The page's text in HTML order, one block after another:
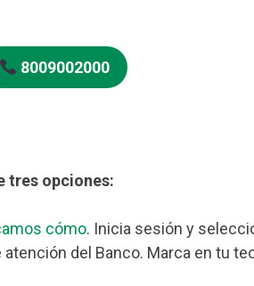
8009002000
tres opciones:
cómo. Inicia sesión y
del Banco. Marca en tu